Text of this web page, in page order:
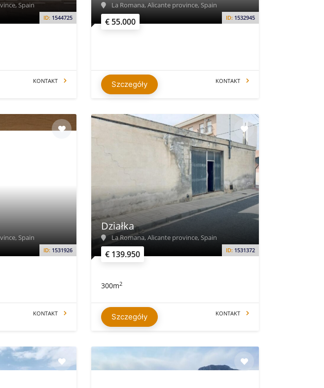
ID: 1544725
Spain
KONTAKT
€ 55.000 ID: 1532945
La Romana, Alicante province, Spain
Szczegóły KONTAKT
ID: 1531926
Spain
KONTAKT
€ 139.950 ID: 1531372
Działka
La Romana, Alicante province, Spain
300m2
Szczegóły KONTAKT